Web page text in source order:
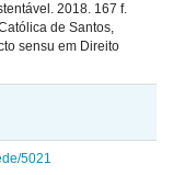
2018. 167 f.
de Santos,
sensu em Direito
5021